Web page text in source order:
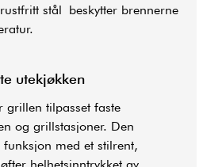
stål beskytter brennerne
utekjøkken
grillen tilpasset faste
og grillstasjoner. Den
med et stilrent,